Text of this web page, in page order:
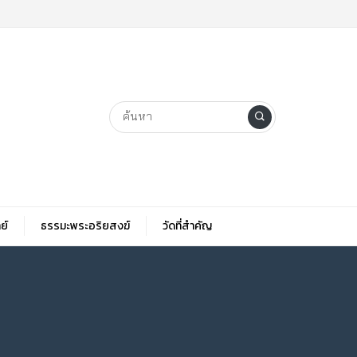
ธรรมะพระอริยสงฆ์ วัดที่สําคัญ